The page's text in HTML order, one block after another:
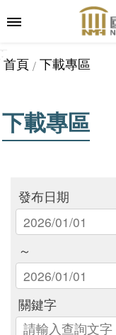
跳到主要內容區塊
階
指
展
覽
:::
首頁 下載專區
下載專區
發布日期
～
關鍵字